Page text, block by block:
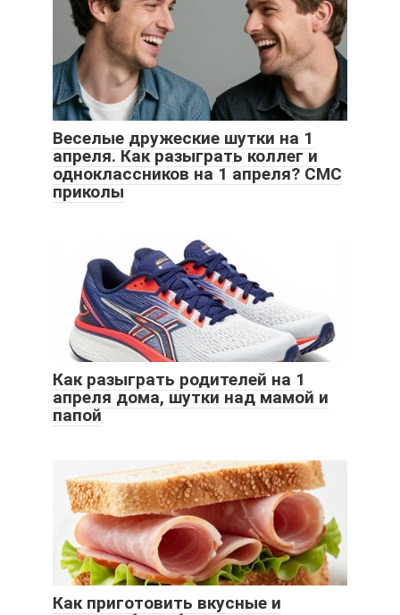
Веселые дружеские шутки на 1
апреля. Как разыграть коллег и
одноклассников на 1 апреля? СМС
приколы
Как разыграть родителей на 1
апреля дома, шутки над мамой и
папой
Как приготовить вкусные и